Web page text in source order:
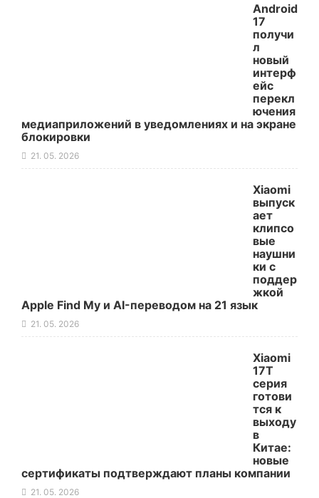
Android
17
получи
л
новый
интерф
ейс
перекл
ючения
медиаприложений в уведомлениях и на экране
блокировки
21. 05. 2026
Xiaomi
выпуск
ает
клипсо
вые
наушни
ки с
поддер
жкой
Apple Find My и AI-переводом на 21 язык
21. 05. 2026
Xiaomi
17T
серия
готови
тся к
выходу
в
Китае:
новые
сертификаты подтверждают планы компании
21. 05. 2026